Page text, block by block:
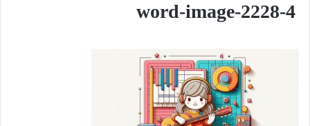
word-image-2228-4